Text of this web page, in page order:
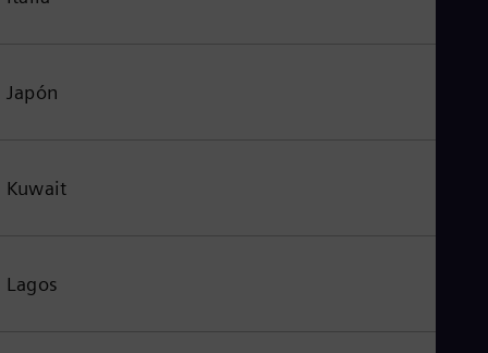
Japón
Kuwait
Lagos